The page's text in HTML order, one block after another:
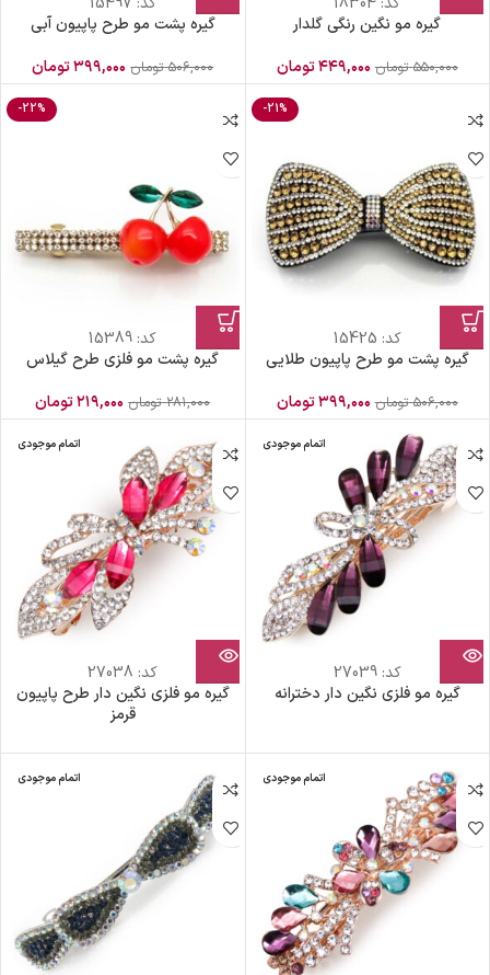
گیره مو نگین رنگی گلدار
۵۵۰,۰۰۰ تومان ۴۴۹,۰۰۰تومان
گیره پشت مو طرح پاپیون آبی
۵۰۶,۰۰۰ تومان ۳۹۹,۰۰۰تومان
-21%
کد: 15425
گیره پشت مو طرح پاپیون طلایی
۵۰۶,۰۰۰ تومان ۳۹۹,۰۰۰تومان
-22%
کد: 15389
گیره پشت مو فلزی طرح گیلاس
۲۸۱,۰۰۰ تومان ۲۱۹,۰۰۰تومان
اتمام موجودی
کد:27039
گیره مو فلزی نگین دار دخترانه
اتمام موجودی
کد: 27038
گیره مو فلزی نگین دار طرح پاپیون
قرمز
اتمام موجودی اتمام موجودی